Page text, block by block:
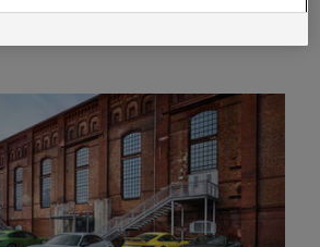
zugestimmt („Cookies mit
Inter Auto GmbH & Co KG, eingesehen